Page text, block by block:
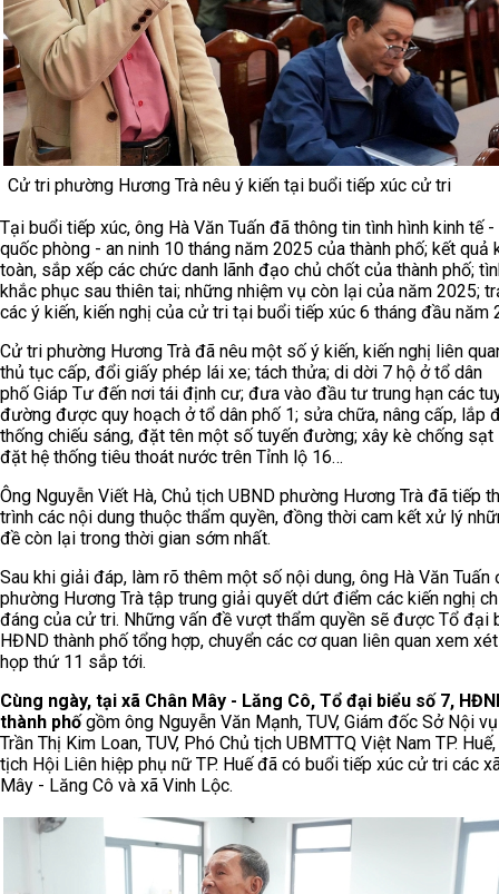
Cử tri phường Hương Trà nêu ý kiến tại buổi tiếp xúc cử tri
Tại buổi tiếp xúc, ông Hà Văn Tuấn đã thông tin tình hình kinh tế
quốc phòng - an ninh 10 tháng năm 2025 của thành phố; kết quả
toàn, sắp xếp các chức danh lãnh đạo chủ chốt của thành phố;
khắc phục sau thiên tai; những nhiệm vụ còn lại của năm 2025;
các ý kiến, kiến nghị của cử tri tại buổi tiếp xúc 6 tháng đầu năm
Cử tri phường Hương Trà đã nêu một số ý kiến, kiến nghị liên
thủ tục cấp, đổi giấy phép lái xe; tách thửa; di dời 7 hộ ở tổ dân
phố Giáp Tư đến nơi tái định cư; đưa vào đầu tư trung hạn các
đường được quy hoạch ở tổ dân phố 1; sửa chữa, nâng cấp, lắp
thống chiếu sáng, đặt tên một số tuyến đường; xây kè chống sạt
đặt hệ thống tiêu thoát nước trên Tỉnh lộ 16…
Ông Nguyễn Viết Hà, Chủ tịch UBND phường Hương Trà đã tiếp
trình các nội dung thuộc thẩm quyền, đồng thời cam kết xử lý
đề còn lại trong thời gian sớm nhất.
Sau khi giải đáp, làm rõ thêm một số nội dung, ông Hà Văn Tuấn
phường Hương Trà tập trung giải quyết dứt điểm các kiến nghị
đáng của cử tri. Những vấn đề vượt thẩm quyền sẽ được Tổ đại
HĐND thành phố tổng hợp, chuyển các cơ quan liên quan xem
họp thứ 11 sắp tới.
Cùng ngày, tại xã Chân Mây - Lăng Cô, Tổ đại biểu số 7,
thành phốgồm ông Nguyễn Văn Mạnh, TUV, Giám đốc Sở Nội
Trần Thị Kim Loan, TUV, Phó Chủ tịch UBMTTQ Việt Nam TP.
tịch Hội Liên hiệp phụ nữ TP. Huế đã có buổi tiếp xúc cử tri các
Mây - Lăng Cô và xã Vinh Lộc.